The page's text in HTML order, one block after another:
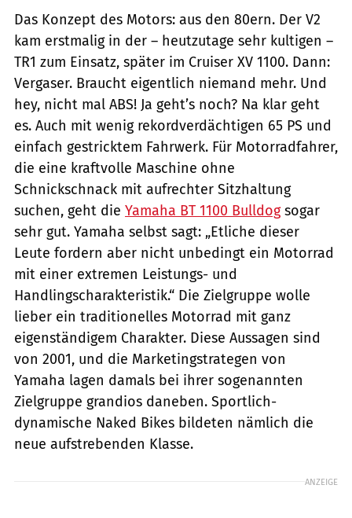
Das Konzept des Motors: aus den 80ern. Der V2
kam erstmalig in der – heutzutage sehr kultigen –
TR1 zum Einsatz, später im Cruiser XV 1100. Dann:
Vergaser. Braucht eigentlich niemand mehr. Und
hey, nicht mal ABS! Ja geht’s noch? Na klar geht
es. Auch mit wenig rekordverdächtigen 65 PS und
einfach gestricktem Fahrwerk. Für Motorradfahrer,
die eine kraftvolle Maschine ohne
Schnickschnack mit aufrechter Sitzhaltung
suchen, geht die Yamaha BT 1100 Bulldogsogar
sehr gut. Yamaha selbst sagt: „Etliche dieser
Leute fordern aber nicht unbedingt ein Motorrad
mit einer extremen Leistungs- und
Handlingscharakteristik.“ Die Zielgruppe wolle
lieber ein traditionelles Motorrad mit ganz
eigenständigem Charakter. Diese Aussagen sind
von 2001, und die Marketingstrategen von
Yamaha lagen ­damals bei ihrer sogenannten
Zielgruppe grandios daneben. Sportlich-
dynamische Naked Bikes bildeten nämlich die
neue aufstrebenden Klasse.
ANZEIGE